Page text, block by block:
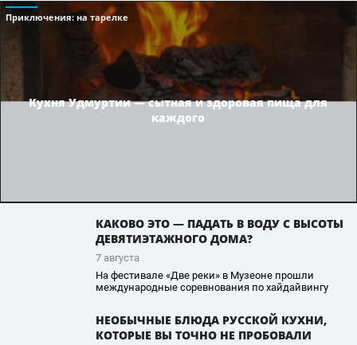
Приключения: на тарелке
Кухня Удмуртии — сытная и здоровая пища для
каждого
КАКОВО ЭТО — ПАДАТЬ В ВОДУ С ВЫСОТЫ
ДЕВЯТИЭТАЖНОГО ДОМА?
7 августа
На фестивале «Две реки» в Музеоне прошли
международные соревнования по хайдайвингу
НЕОБЫЧНЫЕ БЛЮДА РУССКОЙ КУХНИ,
КОТОРЫЕ ВЫ ТОЧНО НЕ ПРОБОВАЛИ